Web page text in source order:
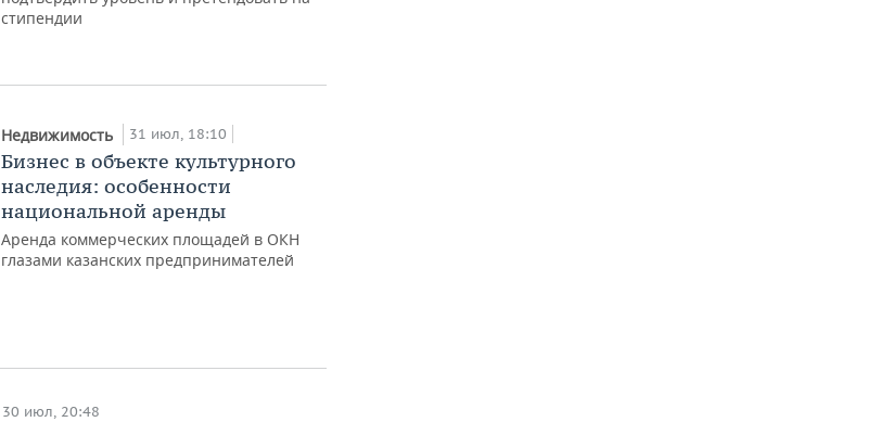
стипендии
Недвижимость 31 июл, 18:10
Бизнес в объекте культурного
наследия: особенности
национальной аренды
Аренда коммерческих площадей в ОКН
глазами казанских предпринимателей
30 июл, 20:48